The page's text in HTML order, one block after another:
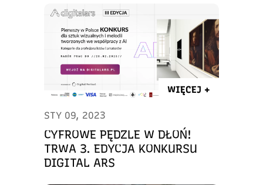
WIĘCEJ +
STY 09, 2023
CYFROWE PĘDZLE W DŁOŃ!
TRWA 3. EDYCJA KONKURSU
DIGITAL ARS